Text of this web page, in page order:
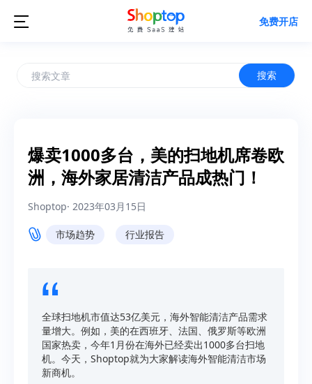
 免费开店
搜索
爆卖1000多台，美的扫地机席卷欧
洲，海外家居清洁产品成热门！
Shoptop· 2023年03月15日
市场趋势 行业报告
全球扫地机市值达53亿美元，海外智能清洁产品需求
量增大。例如，美的在西班牙、法国、俄罗斯等欧洲
国家热卖，今年1月份在海外已经卖出1000多台扫地
机。今天，Shoptop就为大家解读海外智能清洁市场
新商机。